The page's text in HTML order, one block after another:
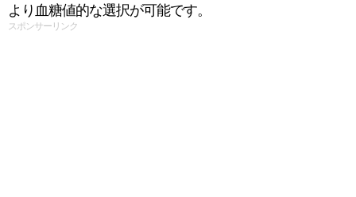
より血糖値的な選択が可能です。
スポンサーリンク